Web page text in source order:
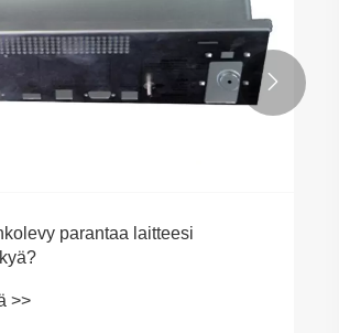
parantaa laitteesi
>>
